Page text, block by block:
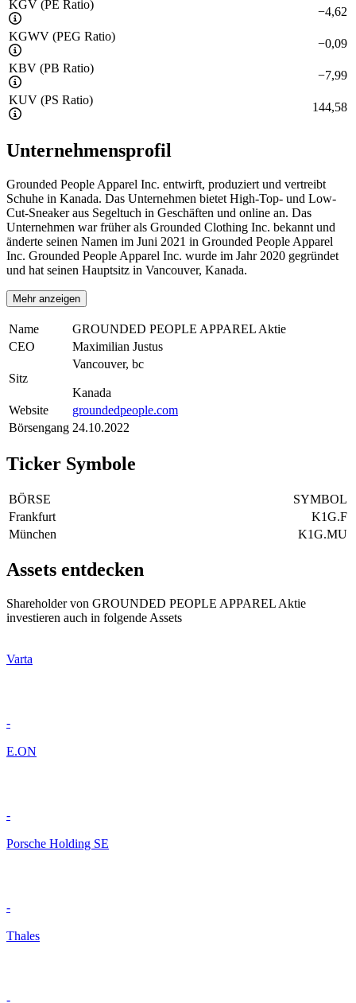
KGV (PE Ratio)
−4,62
KGWV (PEG Ratio)
−0,09
KBV (PB Ratio)
−7,99
KUV (PS Ratio)
144,58
Unternehmensprofil
Grounded People Apparel Inc. entwirft, produziert und vertreibt
Schuhe in Kanada. Das Unternehmen bietet High-Top- und Low-
Cut-Sneaker aus Segeltuch in Geschäften und online an. Das
Unternehmen war früher als Grounded Clothing Inc. bekannt und
änderte seinen Namen im Juni 2021 in Grounded People Apparel
Inc. Grounded People Apparel Inc. wurde im Jahr 2020 gegründet
und hat seinen Hauptsitz in Vancouver, Kanada.
Mehr anzeigen
Name
GROUNDED PEOPLE APPAREL Aktie
CEO
Maximilian Justus
Sitz
Vancouver, bc
Kanada
Website
groundedpeople.com
Börsengang 24.10.2022
Ticker Symbole
BÖRSE
SYMBOL
Frankfurt
K1G.F
München
K1G.MU
Assets entdecken
Shareholder von GROUNDED PEOPLE APPAREL Aktie
investieren auch in folgende Assets
Varta
-
E.ON
-
Porsche Holding SE
-
Thales
-